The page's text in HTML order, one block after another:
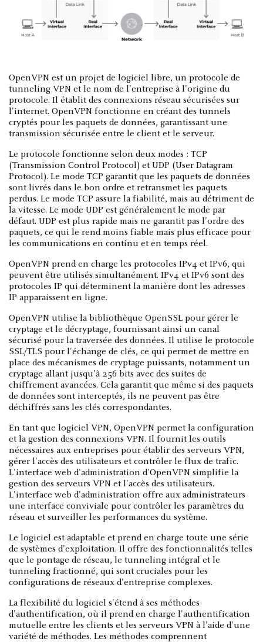
OpenVPN est un projet de logiciel libre, un protocole de
tunneling VPN et le nom de l'entreprise à l'origine du
protocole. Il établit des connexions réseau sécurisées sur
l'internet. OpenVPN fonctionne en créant des tunnels
cryptés pour les paquets de données, garantissant une
transmission sécurisée entre le client et le serveur.
Le protocole fonctionne selon deux modes : TCP
(Transmission Control Protocol) et UDP (User Datagram
Protocol). Le mode TCP garantit que les paquets de données
sont livrés dans le bon ordre et retransmet les paquets
perdus. Le mode TCP assure la fiabilité, mais au détriment de
la vitesse. Le mode UDP est généralement le mode par
défaut. UDP est plus rapide mais ne garantit pas l'ordre des
paquets, ce qui le rend moins fiable mais plus efficace pour
les communications en continu et en temps réel.
OpenVPN prend en charge les protocoles IPv4 et IPv6, qui
peuvent être utilisés simultanément. IPv4 et IPv6 sont des
protocoles IP qui déterminent la manière dont les adresses
IP apparaissent en ligne.
OpenVPN utilise la bibliothèque OpenSSL pour gérer le
cryptage et le décryptage, fournissant ainsi un canal
sécurisé pour la traversée des données. Il utilise le protocole
SSL/TLS pour l'échange de clés, ce qui permet de mettre en
place des mécanismes de cryptage puissants, notamment un
cryptage allant jusqu'à 256 bits avec des suites de
chiffrement avancées. Cela garantit que même si des paquets
de données sont interceptés, ils ne peuvent pas être
déchiffrés sans les clés correspondantes.
En tant que logiciel VPN, OpenVPN permet la configuration
et la gestion des connexions VPN. Il fournit les outils
nécessaires aux entreprises pour établir des serveurs VPN,
gérer l'accès des utilisateurs et contrôler le flux de trafic.
L'interface web d'administration d'OpenVPN simplifie la
gestion des serveurs VPN et l'accès des utilisateurs.
L'interface web d'administration offre aux administrateurs
une interface conviviale pour contrôler les paramètres du
réseau et surveiller les performances du système.
Le logiciel est adaptable et prend en charge toute une série
de systèmes d'exploitation. Il offre des fonctionnalités telles
que le pontage de réseau, le tunneling intégral et le
tunneling fractionné, qui sont cruciales pour les
configurations de réseaux d'entreprise complexes.
La flexibilité du logiciel s'étend à ses méthodes
d'authentification, où il prend en charge l'authentification
mutuelle entre les clients et les serveurs VPN à l'aide d'une
variété de méthodes. Les méthodes comprennent